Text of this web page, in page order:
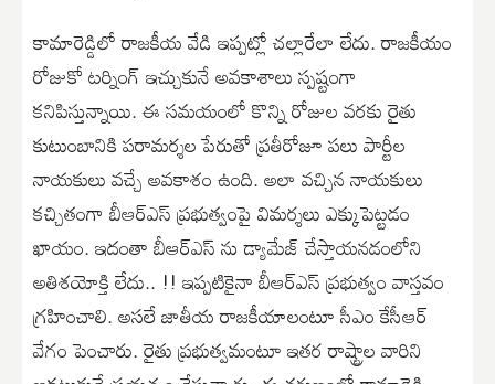
కామారెడ్డిలో రాజకీయ వేడి ఇప్పట్లో చల్లారేలా లేదు. రాజకీయం
రోజుకో టర్నింగ్ ఇచ్చుకునే అవకాశాలు స్పష్టంగా
కనిపిస్తున్నాయి. ఈ సమయంలో కొన్ని రోజుల వరకు రైతు
కుటుంబానికి పరామర్శల పేరుతో ప్రతీరోజూ పలు పార్టీల
నాయకులు వచ్చే అవకాశం ఉంది. అలా వచ్చిన నాయకులు
కచ్చితంగా బీఆర్ఎస్ ప్రభుత్వంపై విమర్శలు ఎక్కుపెట్టడం
ఖాయం. ఇదంతా బీఆర్ఎస్ ను డ్యామేజ్ చేస్తాయనడంలోని
అతిశయోక్తి లేదు.. !! ఇప్పటికైనా బీఆర్ఎస్ ప్రభుత్వం వాస్తవం
గ్రహించాలి. అసలే జాతీయ రాజకీయాలంటూ సీఎం కేసీఆర్
వేగం పెంచారు. రైతు ప్రభుత్వమంటూ ఇతర రాష్ట్రాల వారిని